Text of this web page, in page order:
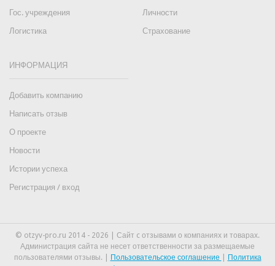
Гос. учреждения
Личности
Логистика
Страхование
ИНФОРМАЦИЯ
Добавить компанию
Написать отзыв
О проекте
Новости
Истории успеха
Регистрация / вход
© otzyv-pro.ru 2014 - 2026 | Сайт c отзывами о компаниях и товарах.
Администрация сайта не несет ответственности за размещаемые
пользователями отзывы. |
Пользовательское соглашение
Политика